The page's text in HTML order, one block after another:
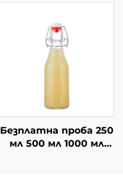
бутилки за сок
Безплатна проба 250
мл 500 мл 1000 мл